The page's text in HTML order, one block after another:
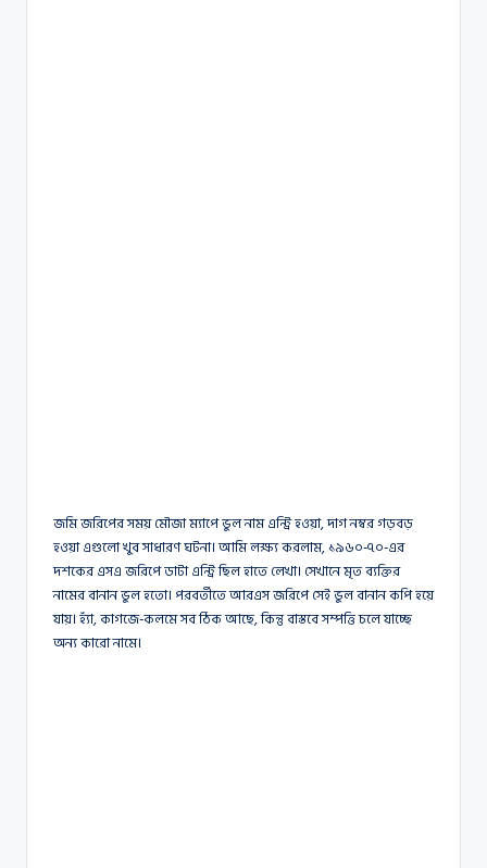
জমি জরিপের সময় মৌজা ম্যাপে ভুল নাম এন্ট্রি হওয়া, দাগ নম্বর গড়বড়
হওয়া এগুলো খুব সাধারণ ঘটনা। আমি লক্ষ্য করলাম, ১৯৬০-৭০-এর
দশকের এসএ জরিপে ডাটা এন্ট্রি ছিল হাতে লেখা। সেখানে মৃত ব্যক্তির
নামের বানান ভুল হতো। পরবর্তীতে আরএস জরিপে সেই ভুল বানান কপি হয়ে
যায়। হ্যাঁ, কাগজে-কলমে সব ঠিক আছে, কিন্তু বাস্তবে সম্পত্তি চলে যাচ্ছে
অন্য কারো নামে।